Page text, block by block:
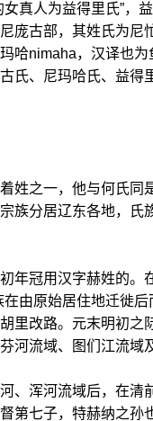
女真人为益得里氏”，
庞古部，其姓氏为
哈nimaha，汉译也
氏、尼玛哈氏、益
之一，他与何氏同
族分居辽东各地，
冠用汉字赫姓的。
在由原始居住地迁徙
里改路。元末明初之
河流域、图们江流域
浑河流域后，在清
第七子，特赫纳之孙